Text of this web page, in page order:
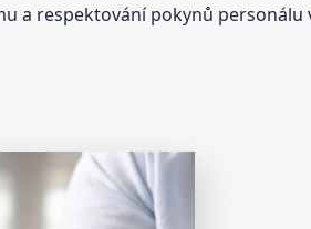
a respektování pokynů